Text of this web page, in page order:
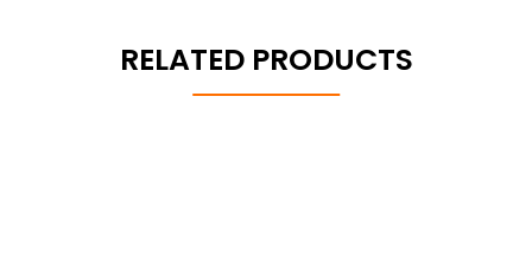
RELATED PRODUCTS